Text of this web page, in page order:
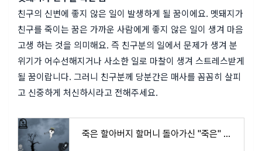
친구의 신변에 좋지 않은 일이 발생하게 될 꿈이에요. 멧돼지가
친구를 죽이는 꿈은 가까운 사람에게 좋지 않은 일이 생겨 마음
고생 하는 것을 의미해요. 즉 친구분의 일에서 문제가 생겨 분
위기가 어수선해지거나 사소한 일로 마찰이 생겨 스트레스받게
될 꿈이랍니다. 그러니 친구분께 당분간은 매사를 꼼꼼히 살피
고 신중하게 처신하시라고 전해주세요.
죽은 할아버지 할머니 돌아가신 "죽은" 꿈 해몽 풀이 ( 무료 꿈 해몽top.20 )